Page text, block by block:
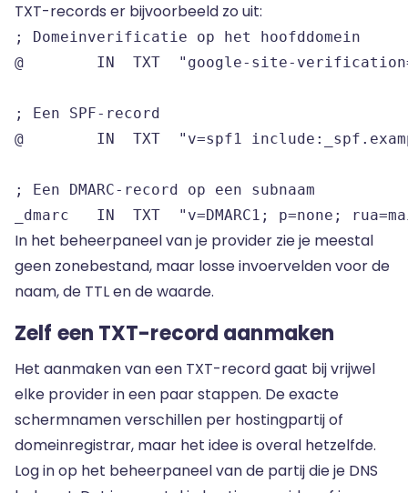
TXT-records er bijvoorbeeld zo uit:
; Domeinverificatie op het hoofddomein
@        IN  TXT  "google-site-
; Een SPF-record
@        IN  TXT  "v=spf1
; Een DMARC-record op een subnaam
_dmarc   IN  TXT  "v=DMARC1; p=none;
In het beheerpaneel van je provider zie je meestal
geen zonebestand, maar losse invoervelden voor de
naam, de TTL en de waarde.
Zelf een TXT-record aanmaken
Het aanmaken van een TXT-record gaat bij vrijwel
elke provider in een paar stappen. De exacte
schermnamen verschillen per hostingpartij of
domeinregistrar, maar het idee is overal hetzelfde.
Log in op het beheerpaneel van de partij die je DNS